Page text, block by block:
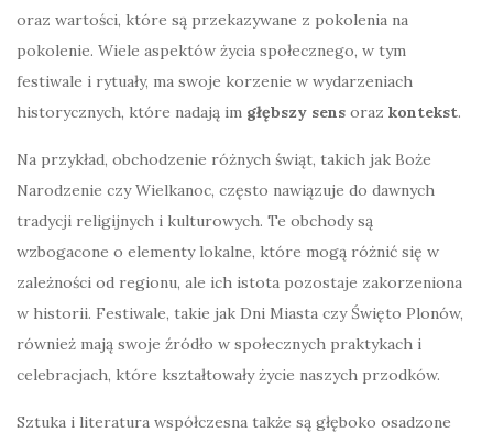
oraz wartości, które są przekazywane z pokolenia na
pokolenie. Wiele aspektów życia społecznego, w tym
festiwale i rytuały, ma swoje korzenie w wydarzeniach
historycznych, które nadają im głębszy sens oraz kontekst.
Na przykład, obchodzenie różnych świąt, takich jak Boże
Narodzenie czy Wielkanoc, często nawiązuje do dawnych
tradycji religijnych i kulturowych. Te obchody są
wzbogacone o elementy lokalne, które mogą różnić się w
zależności od regionu, ale ich istota pozostaje zakorzeniona
w historii. Festiwale, takie jak Dni Miasta czy Święto Plonów,
również mają swoje źródło w społecznych praktykach i
celebracjach, które kształtowały życie naszych przodków.
Sztuka i literatura współczesna także są głęboko osadzone